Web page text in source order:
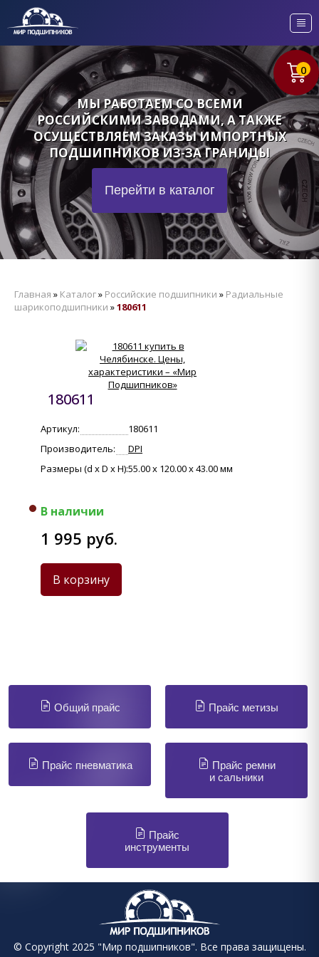
МЫ РАБОТАЕМ СО ВСЕМИ
РОССИЙСКИМИ ЗАВОДАМИ, А ТАКЖЕ
ОСУЩЕСТВЛЯЕМ ЗАКАЗЫ ИМПОРТНЫХ
ПОДШИПНИКОВ ИЗ-ЗА ГРАНИЦЫ
Перейти в каталог
0
Общий прайс Прайс метизы
Прайс пневматика
Прайс ремни
и сальники
Прайс
инструменты
Главная » Каталог» Российские подшипники » Радиальные
шарикоподшипники »180611
180611
Артикул:
180611
Производитель:
DPI
Размеры (d x D x H):55.00 x 120.00 x 43.00 мм
1 995 руб.
В наличии
В корзину
© Copyright 2025 "Мир подшипников". Все права защищены.